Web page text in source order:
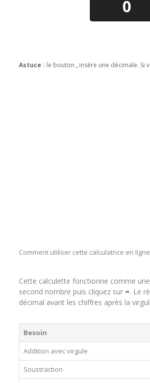
Astuce : le bouton , insère une décimale. Si
Comment utiliser cette calculatrice en
Cette calculette fonctionne comme
second nombre puis cliquez sur =. Le
décimal avant les chiffres après la
Besoin
Addition avec virgule
Soustraction